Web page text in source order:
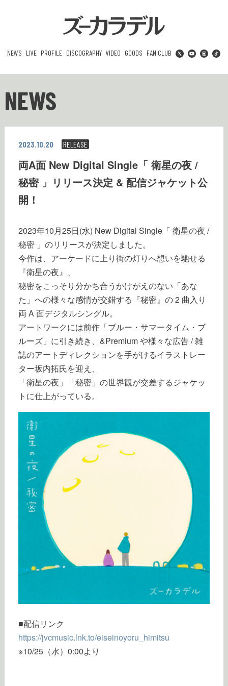
NEWS LIVE PROFILE DISCOGRAPHY VIDEO GOODS FAN CLUB
NEWS
2023.10.20 RELEASE
両A面 New Digital Single「 衛星の夜 /
秘密 」リリース決定 & 配信ジャケット公
開！
2023年10月25日(水) New Digital Single「 衛星の夜 /
秘密 」のリリースが決定しました。
今作は、アーケードに上り街の灯りへ想いを馳せる
『衛星の夜』、
秘密をこっそり分かち合うかけがえのない「あな
た」への様々な感情が交錯する『秘密』の 2 曲入り
両 A 面デジタルシングル。
アートワークには前作「ブルー・サマータイム・ブ
ルーズ」に引き続き、&Premium や様々な広告 / 雑
誌のアートディレクションを手がけるイラストレー
ター坂内拓氏を迎え、
「衛星の夜」「秘密」の世界観が交差するジャケッ
トに仕上がっている。
■配信リンク
https://jvcmusic.lnk.to/eiseinoyoru_himitsu
※10/25（水）0:00より